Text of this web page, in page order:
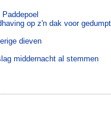
op z'n dak voor
dieven
middernacht al stemmen